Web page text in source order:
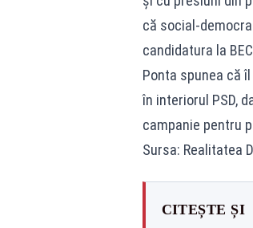
că social-
candidatura la
Ponta spunea că
în interiorul PSD,
campanie pentru
Sursa: Realitatea
CITEȘTE ȘI